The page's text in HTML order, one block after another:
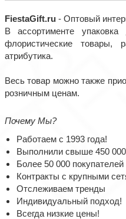
FiestaGift.ru - Оптовый
В ассортименте
флористические товары,
атрибутика.
Весь товар можно также
розничным ценам.
Почему Мы?
Работаем с 1993 года!
Выполнили свыше 450 000
Более 50 000 покупателей
Контракты с крупными
Отслеживаем тренды
Индивидуальный подход!
Всегда низкие цены!